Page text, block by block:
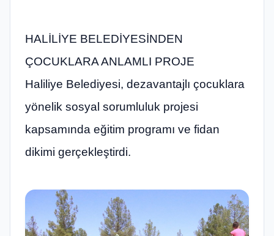
HALİLİYE BELEDİYESİNDEN
ÇOCUKLARA ANLAMLI PROJE
Haliliye Belediyesi, dezavantajlı çocuklara
yönelik sosyal sorumluluk projesi
kapsamında eğitim programı ve fidan
dikimi gerçekleştirdi.